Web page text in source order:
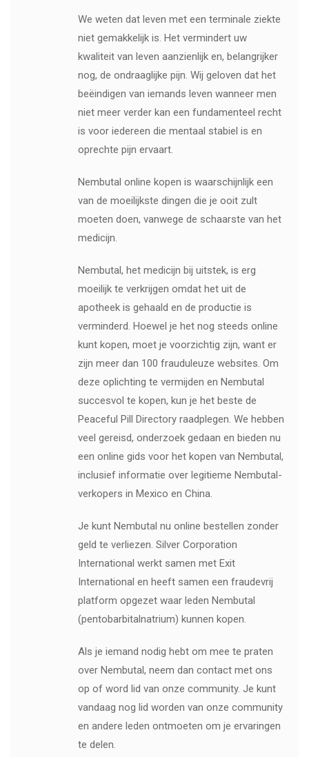
We weten dat leven met een terminale ziekte
niet gemakkelijk is. Het vermindert uw
kwaliteit van leven aanzienlijk en, belangrijker
nog, de ondraaglijke pijn. Wij geloven dat het
beëindigen van iemands leven wanneer men
niet meer verder kan een fundamenteel recht
is voor iedereen die mentaal stabiel is en
oprechte pijn ervaart.
Nembutal online kopen is waarschijnlijk een
van de moeilijkste dingen die je ooit zult
moeten doen, vanwege de schaarste van het
medicijn.
Nembutal, het medicijn bij uitstek, is erg
moeilijk te verkrijgen omdat het uit de
apotheek is gehaald en de productie is
verminderd. Hoewel je het nog steeds online
kunt kopen, moet je voorzichtig zijn, want er
zijn meer dan 100 frauduleuze websites. Om
deze oplichting te vermijden en Nembutal
succesvol te kopen, kun je het beste de
Peaceful Pill Directory raadplegen. We hebben
veel gereisd, onderzoek gedaan en bieden nu
een online gids voor het kopen van Nembutal,
inclusief informatie over legitieme Nembutal-
verkopers in Mexico en China.
Je kunt Nembutal nu online bestellen zonder
geld te verliezen. Silver Corporation
International werkt samen met Exit
International en heeft samen een fraudevrij
platform opgezet waar leden Nembutal
(pentobarbitalnatrium) kunnen kopen.
Als je iemand nodig hebt om mee te praten
over Nembutal, neem dan contact met ons
op of word lid van onze community. Je kunt
vandaag nog lid worden van onze community
en andere leden ontmoeten om je ervaringen
te delen.